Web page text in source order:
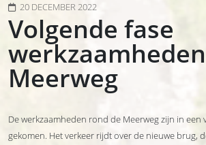
20 DECEMBER 2022
Volgende fase
werkzaamheden
Meerweg
De werkzaamheden rond de Meerweg zijn in een
gekomen. Het verkeer rijdt over de nieuwe brug,